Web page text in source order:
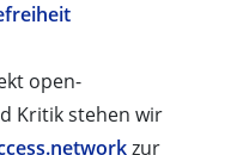
open-
Kritik stehen wir
zur